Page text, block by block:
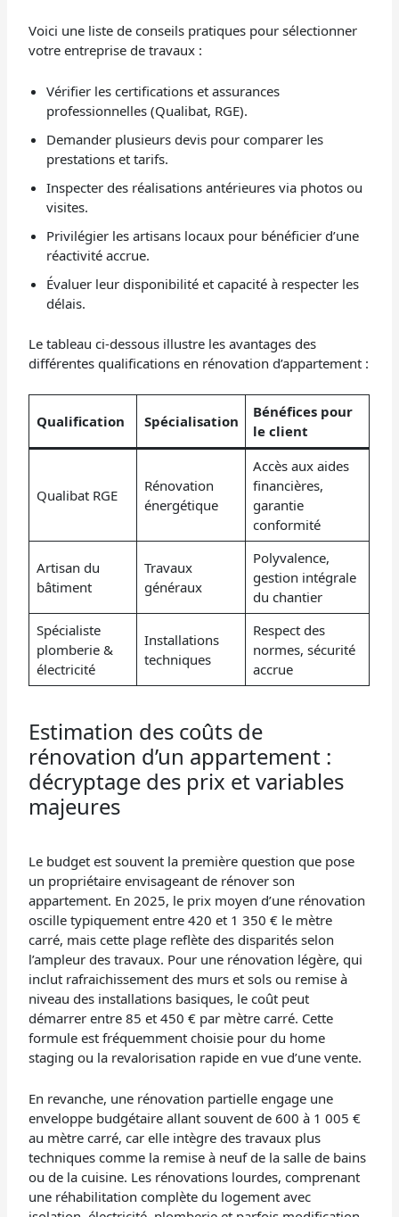
Voici une liste de conseils pratiques pour sélectionner
votre entreprise de travaux :
Vérifier les certifications et assurances
professionnelles (Qualibat, RGE).
Demander plusieurs devis pour comparer les
prestations et tarifs.
Inspecter des réalisations antérieures via photos ou
visites.
Privilégier les artisans locaux pour bénéficier d’une
réactivité accrue.
Évaluer leur disponibilité et capacité à respecter les
délais.
Le tableau ci-dessous illustre les avantages des
différentes qualifications en rénovation d’appartement :
Qualification Spécialisation
Bénéfices pour
le client
Qualibat RGE
Rénovation
énergétique
Accès aux aides
financières,
garantie
conformité
Artisan du
bâtiment
Travaux
généraux
Polyvalence,
gestion intégrale
du chantier
Spécialiste
plomberie &
électricité
Installations
techniques
Respect des
normes, sécurité
accrue
Estimation des coûts de
rénovation d’un appartement :
décryptage des prix et variables
majeures
Le budget est souvent la première question que pose
un propriétaire envisageant de rénover son
appartement. En 2025, le prix moyen d’une rénovation
oscille typiquement entre 420 et 1 350 € le mètre
carré, mais cette plage reflète des disparités selon
l’ampleur des travaux. Pour une rénovation légère, qui
inclut rafraichissement des murs et sols ou remise à
niveau des installations basiques, le coût peut
démarrer entre 85 et 450 € par mètre carré. Cette
formule est fréquemment choisie pour du home
staging ou la revalorisation rapide en vue d’une vente.
En revanche, une rénovation partielle engage une
enveloppe budgétaire allant souvent de 600 à 1 005 €
au mètre carré, car elle intègre des travaux plus
techniques comme la remise à neuf de la salle de bains
ou de la cuisine. Les rénovations lourdes, comprenant
une réhabilitation complète du logement avec